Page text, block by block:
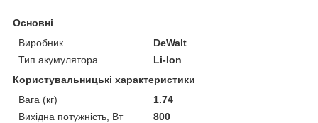
Основні
Виробник
DeWalt
Тип акумулятора
Li-Ion
Користувальницькі характеристики
Вага (кг)
1.74
Вихідна потужність, Вт
800